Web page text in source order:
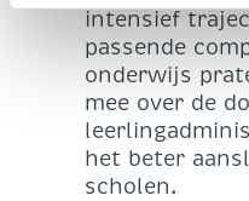
intensief
passende
onderwijs
mee over de
het beter
scholen.